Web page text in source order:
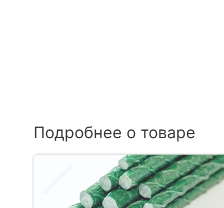
Подробнее о товаре